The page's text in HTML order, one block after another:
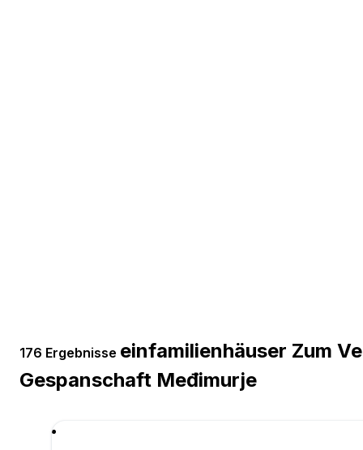
176 Ergebnisse einfamilienhäuser Zum
Gespanschaft Međimurje